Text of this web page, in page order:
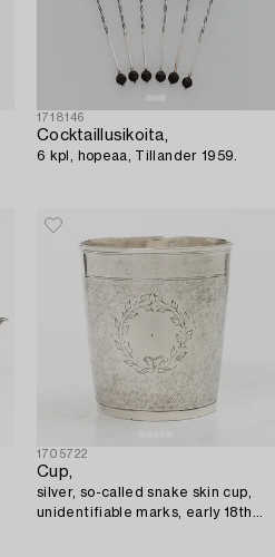
1718146
Cocktaillusikoita,
6 kpl, hopeaa, Tillander 1959.
1705722
Cup,
silver, so-called snake skin cup,
unidentifiable marks, early 18th